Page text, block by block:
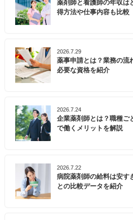
薬剤師と看護師の年収は
得方法や仕事内容も比較
2026.7.29
薬事申請とは？業務の流
必要な資格を紹介
2026.7.24
企業薬剤師とは？職種ご
で働くメリットを解説
2026.7.22
病院薬剤師の給料は安す
との比較データを紹介